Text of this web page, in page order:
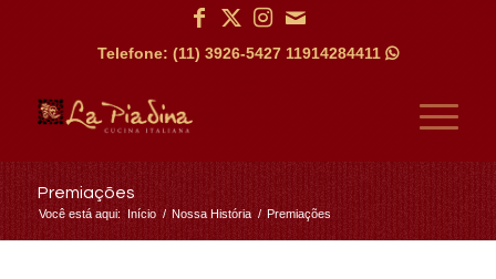
Telefone: (11) 3926-5427 11914284411 
Premiações
Você está aqui: Início / Nossa História / Premiações